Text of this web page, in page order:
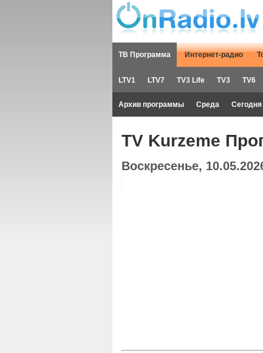
ТВ Программа Интернет-радио
LTV1 LTV7 TV3 Life TV3 TV6
Архив программы Среда Сегодня
TV Kurzeme
Воскресенье,